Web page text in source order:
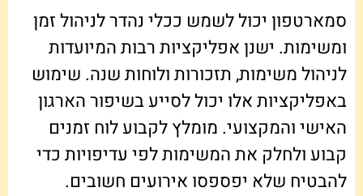
סמארטפון יכול לשמש ככלי נהדר לניהול זמן
ומשימות. ישנן אפליקציות רבות המיועדות
לניהול משימות, תזכורות ולוחות שנה. שימוש
באפליקציות אלו יכול לסייע בשיפור הארגון
האישי והמקצועי. מומלץ לקבוע לוח זמנים
קבוע ולחלק את המשימות לפי עדיפויות כדי
להבטיח שלא יפספסו אירועים חשובים.